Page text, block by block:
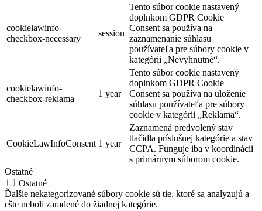
cookielawinfo-
checkbox-necessary
session
Tento súbor cookie nastavený
doplnkom GDPR Cookie
Consent sa používa na
zaznamenanie súhlasu
používateľa pre súbory cookie v
kategórii „Nevyhnutné“.
cookielawinfo-
checkbox-reklama
1 year
Tento súbor cookie nastavený
doplnkom GDPR Cookie
Consent sa používa na uloženie
súhlasu používateľa pre súbory
cookie v kategórii „Reklama“.
CookieLawInfoConsent 1 year
Zaznamená predvolený stav
tlačidla príslušnej kategórie a stav
CCPA. Funguje iba v koordinácii
s primárnym súborom cookie.
Ostatné
Ostatné
Ďalšie nekategorizované súbory cookie sú tie, ktoré sa analyzujú a
ešte neboli zaradené do žiadnej kategórie.